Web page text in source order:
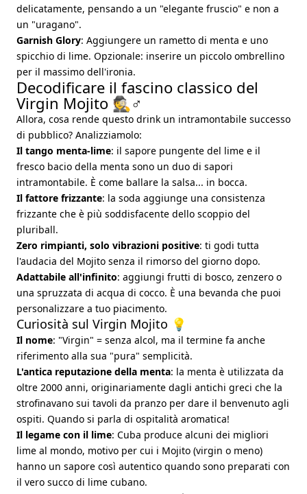
delicatamente, pensando a un "elegante fruscio" e non a
un "uragano".
Garnish Glory: Aggiungere un rametto di menta e uno
spicchio di lime. Opzionale: inserire un piccolo ombrellino
per il massimo dell'ironia.
Decodificare il fascino classico del
Virgin Mojito 🕵️♂️
Allora, cosa rende questo drink un intramontabile successo
di pubblico? Analizziamolo:
Il tango menta-lime: il sapore pungente del lime e il
fresco bacio della menta sono un duo di sapori
intramontabile. È come ballare la salsa... in bocca.
Il fattore frizzante: la soda aggiunge una consistenza
frizzante che è più soddisfacente dello scoppio del
pluriball.
Zero rimpianti, solo vibrazioni positive: ti godi tutta
l'audacia del Mojito senza il rimorso del giorno dopo.
Adattabile all'infinito: aggiungi frutti di bosco, zenzero o
una spruzzata di acqua di cocco. È una bevanda che puoi
personalizzare a tuo piacimento.
Curiosità sul Virgin Mojito 💡
Il nome: "Virgin" = senza alcol, ma il termine fa anche
riferimento alla sua "pura" semplicità.
L'antica reputazione della menta: la menta è utilizzata da
oltre 2000 anni, originariamente dagli antichi greci che la
strofinavano sui tavoli da pranzo per dare il benvenuto agli
ospiti. Quando si parla di ospitalità aromatica!
Il legame con il lime: Cuba produce alcuni dei migliori
lime al mondo, motivo per cui i Mojito (virgin o meno)
hanno un sapore così autentico quando sono preparati con
il vero succo di lime cubano.